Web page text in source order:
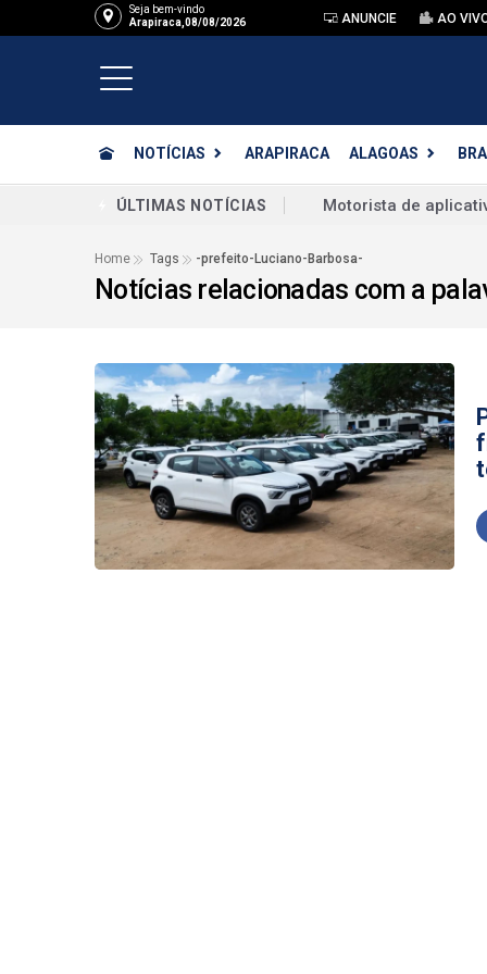
Seja bem-vindo
Arapiraca,08/08/2026
ANUNCIE AO
NOTÍCIAS ARAPIRACA ALAGOAS
ÚLTIMAS NOTÍCIAS
Companheiro é
MPF acompanha
Justiça Federal
MDB confirma nome
Uneal abre
EUA afirmam que
Alagoas registra
Motorista de
Home Tags -prefeito-Luciano-Barbosa-
Notícias relacionadas com a